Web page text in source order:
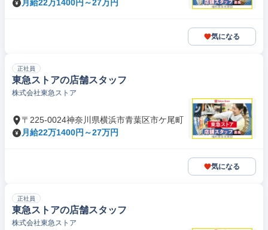
月給22万1400円～27万円
気になる
正社員
東急ストアの店舗スタッフ
株式会社東急ストア
〒225-0024神奈川県横浜市青葉区市ケ尾町
月給22万1400円～27万円
気になる
正社員
東急ストアの店舗スタッフ
株式会社東急ストア